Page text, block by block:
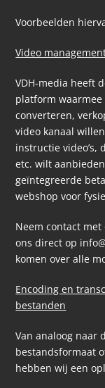
Voorbeelden
Video
VDH-media heeft
platform waarmee
converteren,
video kanaal
instructie video’s,
etc. wilt
geïntegreerde
webshop voor
Neem contact
ons direct op
komen over alle
Encoding en
bestanden
Van analoog naar
bestandsformaat
hebben wij een